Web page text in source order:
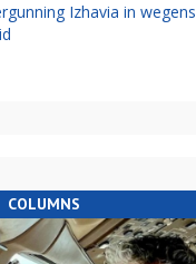
Izhavia in wegens
COLUMNS